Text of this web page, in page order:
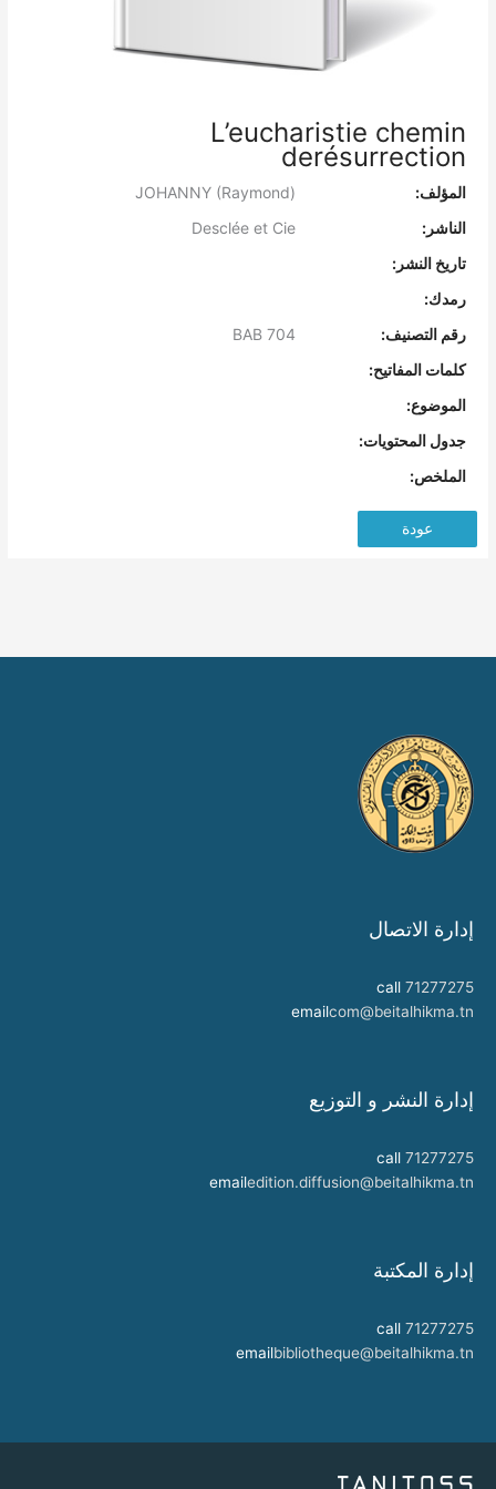
L’eucharistie chemin
derésurrection
المؤلف:
الناشر:
Desclée et Cie
تاريخ النشر:
رمدك:
رقم التصنيف:
كلمات المفاتيح:
الموضوع:
جدول المحتويات:
الملخص:
عودة
إدارة الاتصال
call 71277275
emailcom@beitalhikma.tn
إدارة النشر و التوزيع
call 71277275
emailedition.diffusion@beitalhikma.tn
إدارة المكتبة
call 71277275
emailbibliotheque@beitalhikma.tn